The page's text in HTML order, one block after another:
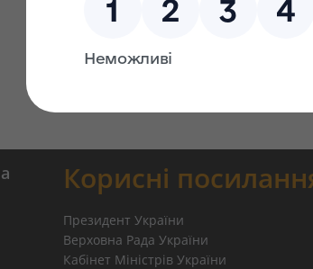
Корисні
Президент України
Верховна Рада України
Кабінет Міністрів України